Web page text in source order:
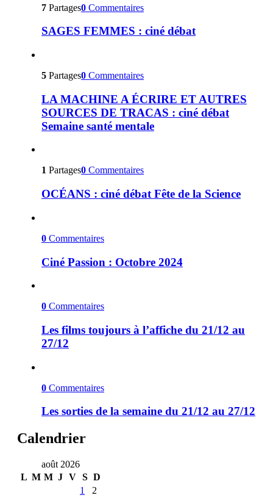
7 Partages0 Commentaires
SAGES FEMMES : ciné débat
5 Partages0 Commentaires
LA MACHINE A ÉCRIRE ET AUTRES
SOURCES DE TRACAS : ciné débat
Semaine santé mentale
1 Partages0 Commentaires
OCÉANS : ciné débat Fête de la Science
0 Commentaires
Ciné Passion : Octobre 2024
0 Commentaires
Les films toujours à l’affiche du 21/12 au
27/12
0 Commentaires
Les sorties de la semaine du 21/12 au 27/12
Calendrier
août 2026
L M M J V S D
1
2